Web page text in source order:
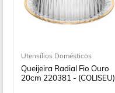
Utensílios Domésticos
Queijeira Radial Fio Ouro
20cm 220381 - (COLISEU)